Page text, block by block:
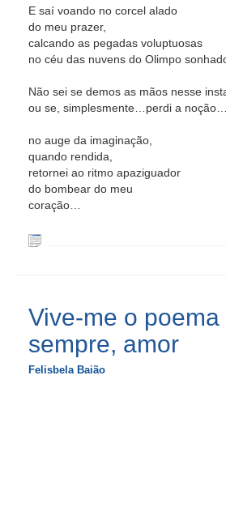
E saí voando no corcel alado
do meu prazer,
calcando as pegadas voluptuosas
no céu das nuvens do Olimpo
Não sei se demos as mãos nesse
ou se, simplesmente…perdi a noção…
no auge da imaginação,
quando rendida,
retornei ao ritmo apaziguador
do bombear do meu
coração…
Vive-me o poema
sempre, amor
Felisbela Baião